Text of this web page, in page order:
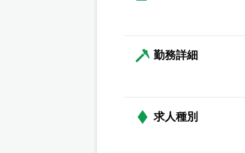
勤務詳細
求人種別